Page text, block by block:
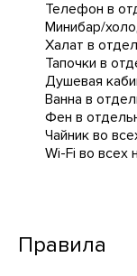
Телефон в
Минибар/
Халат в
Тапочки в
Душевая
Ванна в
Фен в
Чайник во
Wi-Fi во всех
Правила